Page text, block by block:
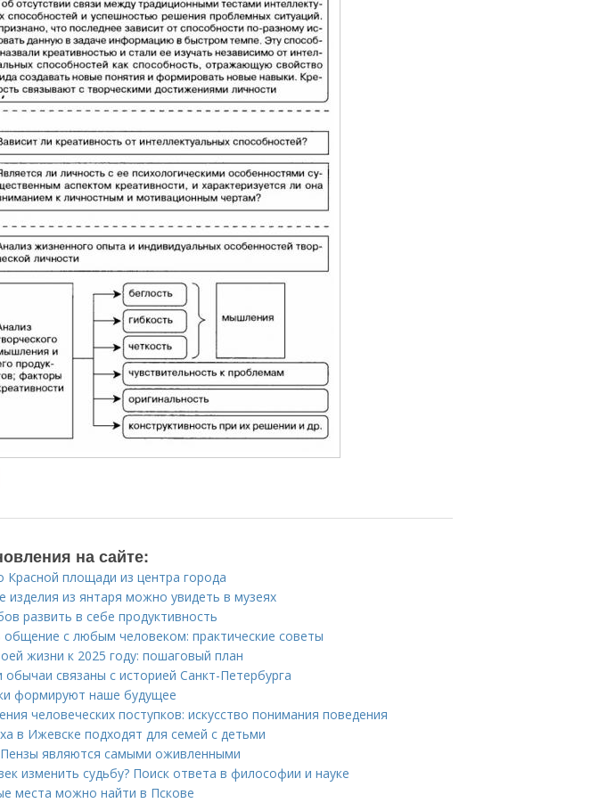
на сайте:
Красной площади из центра города
изделия из янтаря можно увидеть в музеях
развить в себе продуктивность
общение с любым человеком: практические советы
жизни к 2025 году: пошаговый план
обычаи связаны с историей Санкт-Петербурга
формируют наше будущее
человеческих поступков: искусство понимания поведения
в Ижевске подходят для семей с детьми
являются самыми оживленными
изменить судьбу? Поиск ответа в философии и науке
места можно найти в Пскове